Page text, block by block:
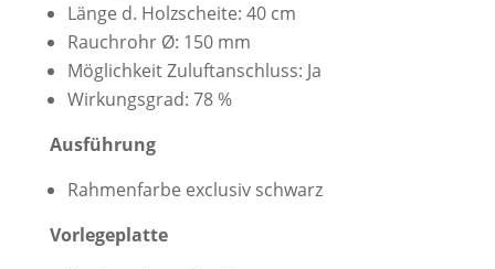
Länge d. Holzscheite: 40 cm
Rauchrohr Ø: 150 mm
Möglichkeit Zuluftanschluss: Ja
Wirkungsgrad: 78 %
Ausführung
Rahmenfarbe exclusiv schwarz
Vorlegeplatte